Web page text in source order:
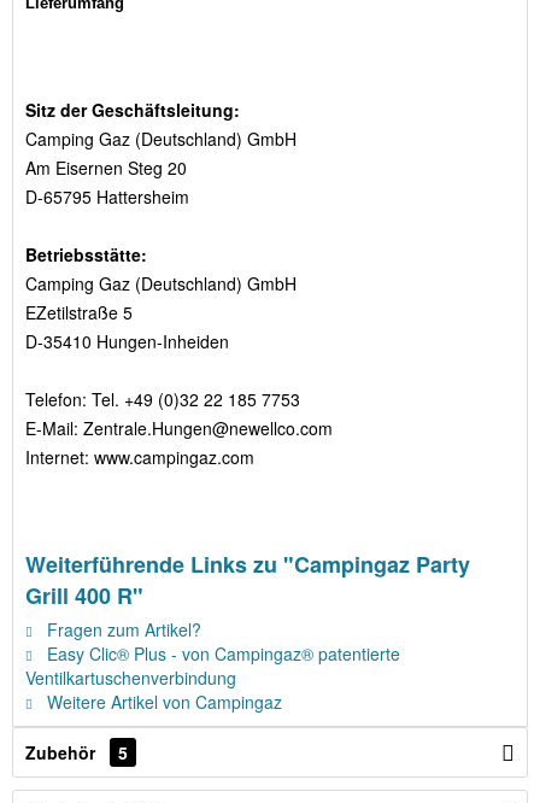
Sitz der Geschäftsleitung:
Camping Gaz (Deutschland) GmbH
Am Eisernen Steg 20
D-65795 Hattersheim
Betriebsstätte:
Camping Gaz (Deutschland) GmbH
EZetilstraße 5
D-35410 Hungen-Inheiden
Telefon: Tel. +49 (0)32 22 185 7753
E-Mail: Zentrale.Hungen@newellco.com
Internet: www.campingaz.com
Weiterführende Links zu "Campingaz Party
Grill 400 R"
Fragen zum Artikel?
Easy Clic® Plus - von Campingaz® patentierte
Ventilkartuschenverbindung
Weitere Artikel von Campingaz
Zubehör 5